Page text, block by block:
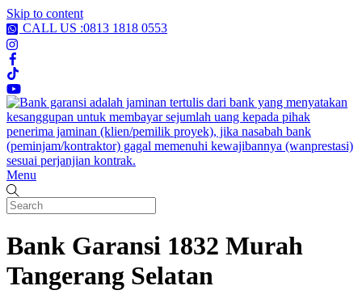
Skip to content
CALL US :0813 1818 0553
Menu
Bank Garansi 1832 Murah
Tangerang Selatan